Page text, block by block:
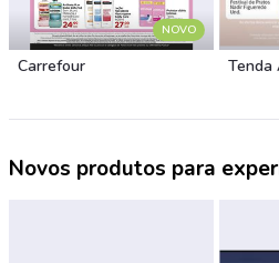
NOVO
Carrefour Tenda
Novos produtos para